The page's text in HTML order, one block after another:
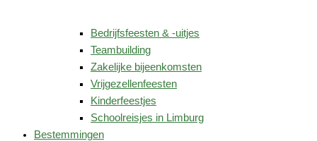
Bedrijfsfeesten & -uitjes
Teambuilding
Zakelijke bijeenkomsten
Vrijgezellenfeesten
Kinderfeestjes
Schoolreisjes in Limburg
Bestemmingen